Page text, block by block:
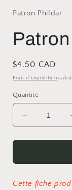
Patron Phildar
Prix
habituel
$4.50 CAD
Frais d'expédition
Quantité
Réduire
la
quantité
Patron
Sam
Cette fiche